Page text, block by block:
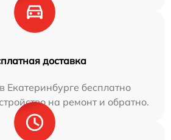
доставка
Екатеринбурге бесплатно
на ремонт и обратно.